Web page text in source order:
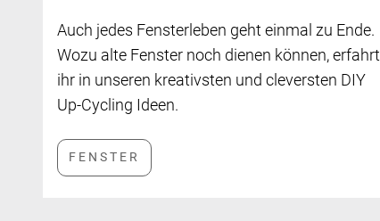
Auch jedes Fensterleben geht einmal zu Ende.
Wozu alte Fenster noch dienen können, erfahrt
ihr in unseren kreativsten und cleversten DIY
Up-Cycling Ideen.